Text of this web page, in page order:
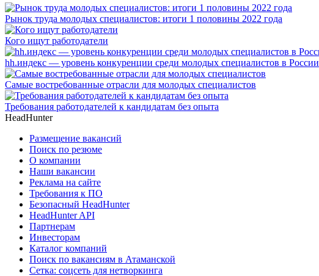
Рынок труда молодых специалистов: итоги 1 половины 2022 года
Кого ищут работодатели
hh.индекс — уровень конкуренции среди молодых специалистов в России
Самые востребованные отрасли для молодых специалистов
Требования работодателей к кандидатам без опыта
HeadHunter
Размещение вакансий
Поиск по резюме
О компании
Наши вакансии
Реклама на сайте
Требования к ПО
Безопасный HeadHunter
HeadHunter API
Партнерам
Инвесторам
Каталог компаний
Поиск по вакансиям в Атаманской
Сетка: соцсеть для нетворкинга